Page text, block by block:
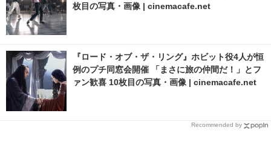
枚目の写真・画像 | cinemacafe.net
『ロード・オブ・ザ・リング』ホビット役4人が恒
例のプチ同窓会開催 「まさに旅の仲間だ！」とフ
ァン歓喜 10枚目の写真・画像 | cinemacafe.net
Recommended by